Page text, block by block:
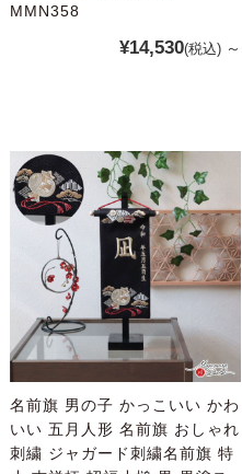
MMN358
¥14,530(税込) ～
名前旗 男の子 かっこいい かわ
いい 五月人形 名前旗 おしゃれ
刺繍 ジャガード刺繍名前旗 特